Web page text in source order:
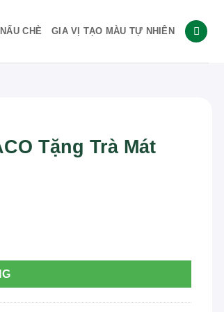
CHÈ GIA VỊ TẠO MÀU TỰ NHIÊN
Tặng Trà Mát
lượng